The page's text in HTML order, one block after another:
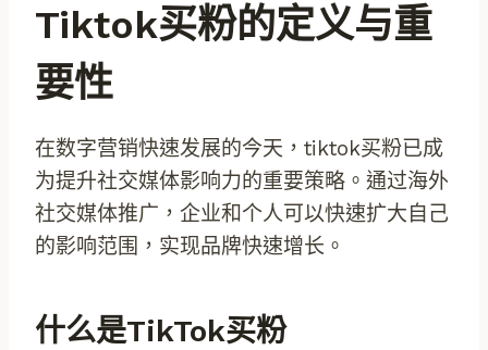
Tiktok买粉的定义与重
要性
在数字营销快速发展的今天，tiktok买粉已成
为提升社交媒体影响力的重要策略。通过海外
社交媒体推广，企业和个人可以快速扩大自己
的影响范围，实现品牌快速增长。
什么是TikTok买粉